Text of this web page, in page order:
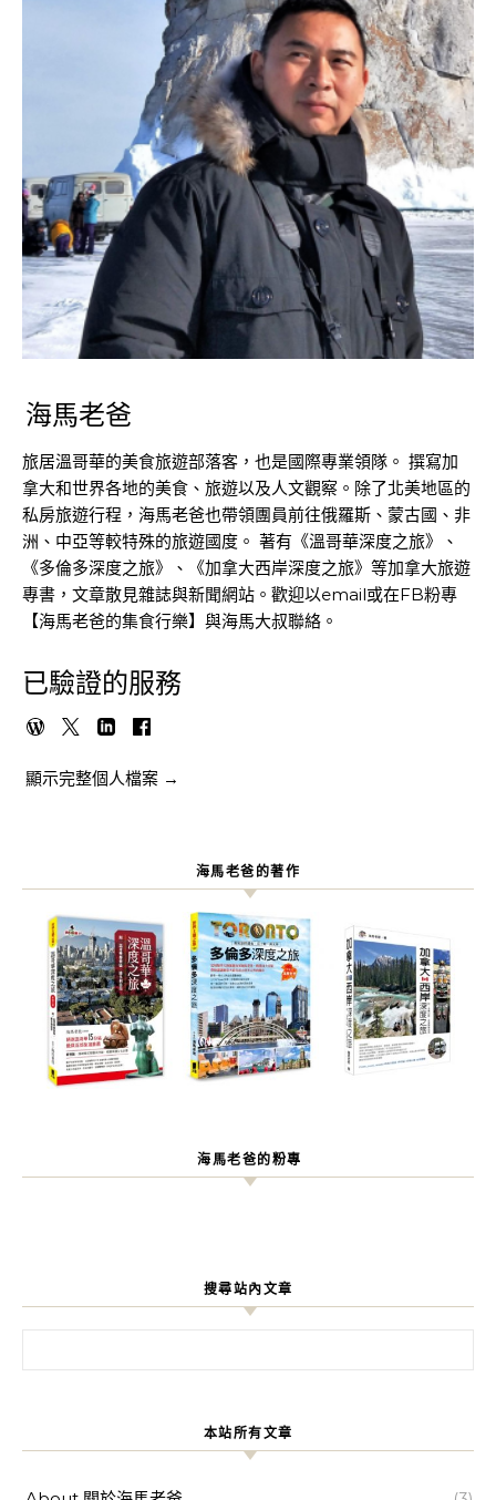
海馬老爸
旅居溫哥華的美食旅遊部落客，也是國際專業領隊。 撰寫加
拿大和世界各地的美食、旅遊以及人文觀察。除了北美地區的
私房旅遊行程，海馬老爸也帶領團員前往俄羅斯、蒙古國、非
洲、中亞等較特殊的旅遊國度。 著有《溫哥華深度之旅》、
《多倫多深度之旅》、《加拿大西岸深度之旅》等加拿大旅遊
專書，文章散見雜誌與新聞網站。歡迎以email或在FB粉專
【海馬老爸的集食行樂】與海馬大叔聯絡。
已驗證的服務
顯示完整個人檔案 →
海馬老爸的著作
海馬老爸的粉專
搜尋站內文章
本站所有文章